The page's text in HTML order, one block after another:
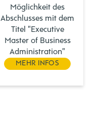
Möglichkeit des
Abschlusses mit dem
Titel "Executive
Master of Business
Administration"
MEHR INFOS